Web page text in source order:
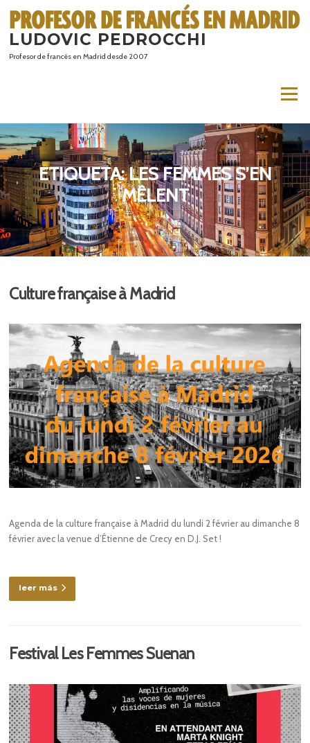
contenido
LUDOVIC PEDROCCHI
Profesor de francés en Madrid desde 2007
Menú
ETIQUETA:LES FEMMES S’EN
MÊLENT
Culture française à Madrid
Agenda de la culture française à Madrid du lundi 2 février au dimanche 8
février avec la venue d’Étienne de Crecy en D.J. Set !
leer más
Festival Les Femmes Suenan